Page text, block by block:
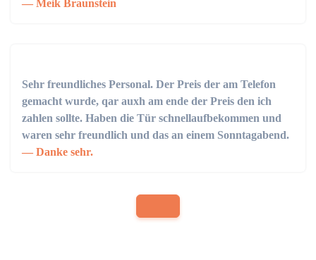
Meik Braunstein
Sehr freundliches Personal. Der Preis der am Telefon
gemacht wurde, qar auxh am ende der Preis den ich
zahlen sollte. Haben die Tür schnellaufbekommen und
waren sehr freundlich und das an einem Sonntagabend.
Danke sehr.